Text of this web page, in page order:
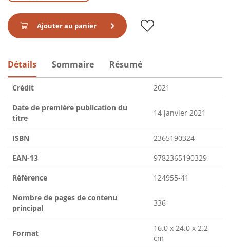
Ajouter au panier
Détails Sommaire Résumé
Crédit 2021
Date de première publication du
titre
14 janvier 2021
ISBN 2365190324
EAN-13 9782365190329
Référence 124955-41
Nombre de pages de contenu
principal
336
Format
16.0 x 24.0 x 2.2
cm